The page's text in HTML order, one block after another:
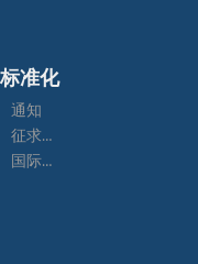
通知
征求意见
国际标准化
标准化